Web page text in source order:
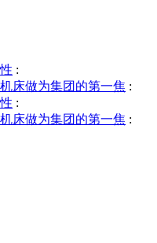
:
床做为集团的第一焦 :
:
床做为集团的第一焦 :